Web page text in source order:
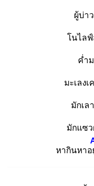
ผู้บ่า
โนไล
ค่ำ
มะเลงเ
มักเล
มักแซ
หากินหาอ